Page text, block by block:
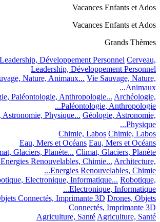
Vacances Enfants et Ados
Vacances Enfants et Ados
Grands Thèmes
Développement Personnel Cerveau,
Leadership, Développement Personnel
Nature, Animaux... Vie Sauvage, Nature,
Animaux...
Paléontologie, Anthropologie... Archéologie,
Paléontologie, Anthropologie...
Astronomie, Physique... Géologie, Astronomie,
Physique...
Chimie, Labos Chimie, Labos
Eau, Mers et Océans Eau, Mers et Océans
Glaciers, Planète... Climat, Glaciers, Planète...
Renouvelables, Chimie... Architecture,
Energies Renouvelables, Chimie...
Electronique, Informatique... Robotique,
Electronique, Informatique...
Connectés, Imprimante 3D Drones, Objets
Connectés, Imprimante 3D
Agriculture, SantéAgriculture, Santé